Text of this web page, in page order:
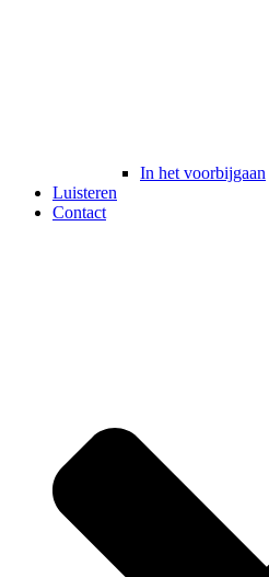
In het voorbijgaan
Luisteren
Contact